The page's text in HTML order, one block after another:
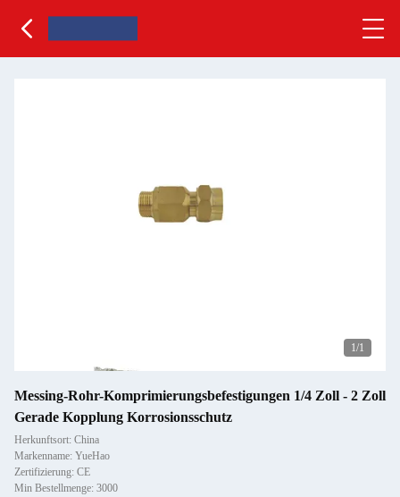
1/1
Messing-Rohr-Komprimierungsbefestigungen 1/4 Zoll - 2 Zoll
Gerade Kopplung Korrosionsschutz
Herkunftsort: China
Markenname: YueHao
Zertifizierung: CE
Min Bestellmenge: 3000